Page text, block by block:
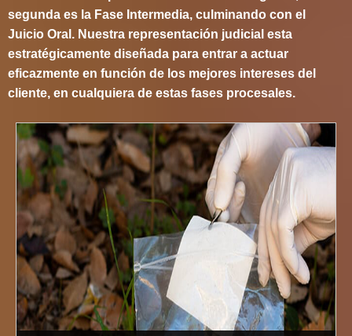
segunda es la Fase Intermedia, culminando con el
Juicio Oral. Nuestra representación judicial esta
estratégicamente diseñada para entrar a actuar
eficazmente en función de los mejores intereses del
cliente, en cualquiera de estas fases procesales.